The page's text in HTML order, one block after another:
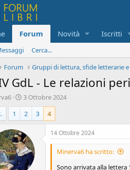
Forum Novità Iscritti
Cerca...
Forum Gruppi di lettura, sfide letterarie
GdL - Le relazioni
D
a
t
a
d
i
i
n
3 Ottobre 2024
1 2 3 4
14 Ottobre 2024
Minerva6 ha scritto:
Sono arrivata alla